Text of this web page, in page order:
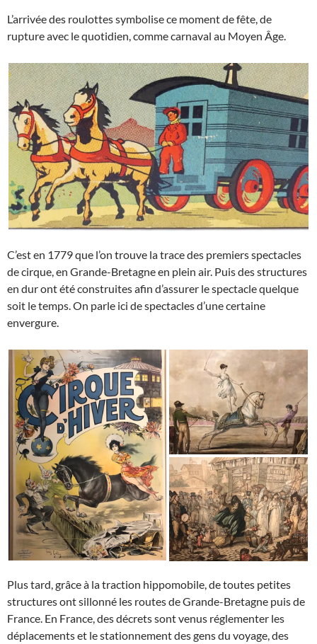
L’arrivée des roulottes symbolise ce moment de fête, de
rupture avec le quotidien, comme carnaval au Moyen Âge.
C’est en 1779 que l’on trouve la trace des premiers spectacles
de cirque, en Grande-Bretagne en plein air. Puis des structures
en dur ont été construites afin d’assurer le spectacle quelque
soit le temps. On parle ici de spectacles d’une certaine
envergure.
Plus tard, grâce à la traction hippomobile, de toutes petites
structures ont sillonné les routes de Grande-Bretagne puis de
France. En France, des décrets sont venus réglementer les
déplacements et le stationnement des gens du voyage, des